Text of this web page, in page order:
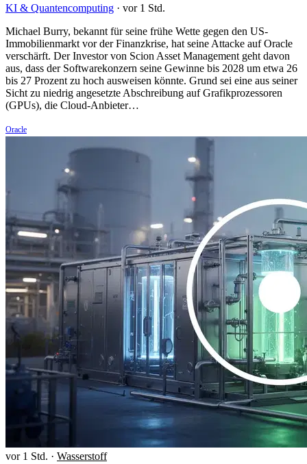
KI & Quantencomputing · vor 1 Std.
Michael Burry, bekannt für seine frühe Wette gegen den US-
Immobilienmarkt vor der Finanzkrise, hat seine Attacke auf Oracle
verschärft. Der Investor von Scion Asset Management geht davon
aus, dass der Softwarekonzern seine Gewinne bis 2028 um etwa 26
bis 27 Prozent zu hoch ausweisen könnte. Grund sei eine aus seiner
Sicht zu niedrig angesetzte Abschreibung auf Grafikprozessoren
(GPUs), die Cloud-Anbieter…
Oracle
vor 1 Std. · Wasserstoff